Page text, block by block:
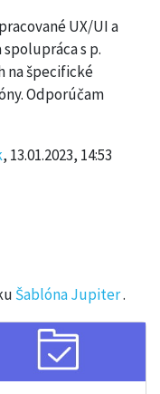
UX/UI a
s p.
na špecifické
Odporúčam
, 13.01.2023, 14:53
Šablóna Jupiter.